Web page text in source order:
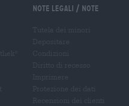
Note legali / Note